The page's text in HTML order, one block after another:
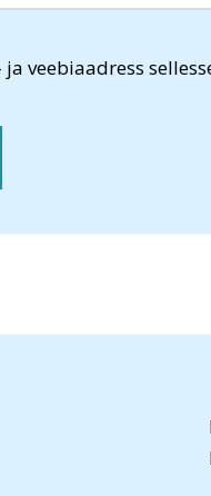
veebiaadress